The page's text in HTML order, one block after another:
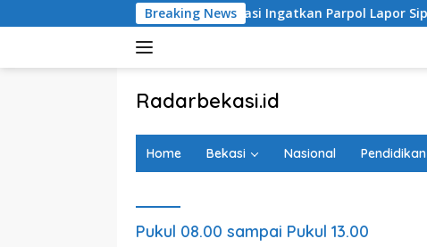
ke
Breaking News
KPU Kabupaten Bekasi Ingatkan Parpol Lapor Sipol
Radarbekasi.id
Bekasi
Home Bekasi Nasional Pendidikan
Pukul 08.00 sampai Pukul 13.00